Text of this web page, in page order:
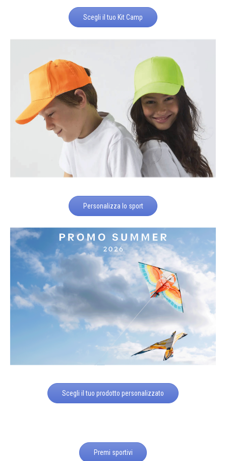
Scegli il tuo Kit Camp
Personalizza lo sport
Scegli il tuo prodotto personalizzato
Premi sportivi